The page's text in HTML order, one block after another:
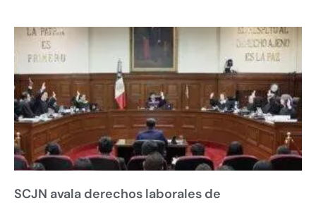
SCJN avala derechos laborales de